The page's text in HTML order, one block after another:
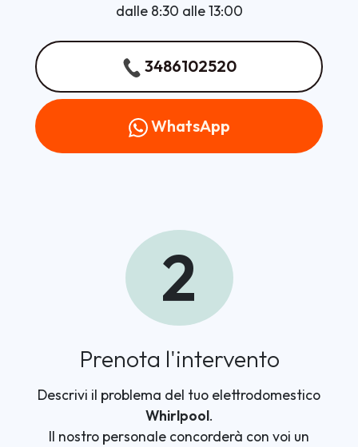
dalle 8:30 alle 13:00
3486102520
WhatsApp
2
Prenota l'intervento
Descrivi il problema del tuo elettrodomestico
Whirlpool.
Il nostro personale concorderà con voi un